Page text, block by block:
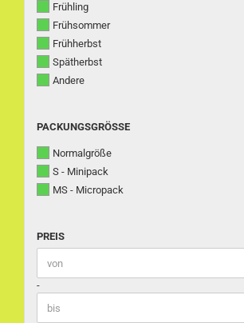
Frühling
Frühsommer
Frühherbst
Spätherbst
Andere
PACKUNGSGRÖSSE
PACKUNGSGRÖSSE
Normalgröße
S - Minipack
MS - Micropack
PREIS
PREIS
Preis bis
-